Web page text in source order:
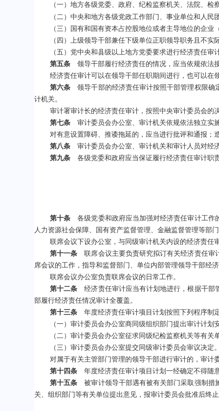
（一）地方各级党委、政府、纪检监察机关、法院、
（二）中央和地方各级党政工作部门、事业单位和人
（三）国有和国有资本占控股地位或者主导地位的企
（四）上级领导干部兼任下级单位正职领导职务且不
（五）党中央和县级以上地方党委要求进行经济责任审
第五条 领导干部履行经济责任的情况，应当依规依法
经济责任审计可以在领导干部任职期间进行，也可以在
第六条 领导干部的经济责任审计按照干部管理权限确
计机关。
审计署审计长的经济责任审计，按照中央审计委员会
第七条 审计委员会办公室、审计机关依规依法独立实
对有意设置障碍、推诿拖延的，应当进行批评和通报；
第八条 审计委员会办公室、审计机关和审计人员对经
第九条 各级党委和政府应当保证履行经济责任审计职
第十条 各级党委和政府应当加强对经济责任审计工作
人力资源社会保障、国有资产监督管理、金融监督管理等部
联席会议下设办公室，与同级审计机关内设的经济责
第十一条 联席会议主要负责研究拟订有关经济责任审
席会议的工作，指导和监督部门、单位内部管理领导干部经
联席会议办公室负责联席会议的日常工作。
第十二条 经济责任审计应当有计划地进行，根据干部
部履行经济责任情况审计全覆盖。
第十三条 年度经济责任审计项目计划按照下列程序制
（一）审计委员会办公室商同级组织部门提出审计计
（二）审计委员会办公室征求同级纪检监察机关等有
（三）审计委员会办公室提交同级审计委员会审议决定
对属于有关主管部门管理的领导干部进行审计的，审
第十四条 年度经济责任审计项目计划一经确定不得随
第十五条 被审计领导干部遇有被有关部门采取强制措
关、组织部门等有关单位提出意见，报审计委员会批准后终